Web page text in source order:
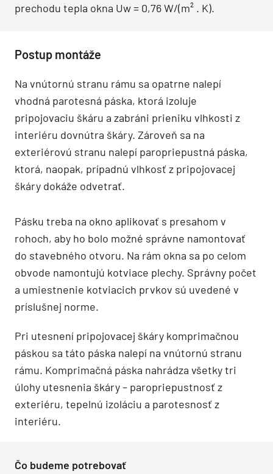
prechodu tepla okna Uw = 0,76 W/(m² . K).
Postup montáže
Na vnútornú stranu rámu sa opatrne nalepí
vhodná parotesná páska, ktorá izoluje
pripojovaciu škáru a zabráni prieniku vlhkosti z
interiéru dovnútra škáry. Zároveň sa na
exteriérovú stranu nalepí paropriepustná páska,
ktorá, naopak, prípadnú vlhkosť z pripojovacej
škáry dokáže odvetrať.
Pásku treba na okno aplikovať s presahom v
rohoch, aby ho bolo možné správne namontovať
do stavebného otvoru. Na rám okna sa po celom
obvode namontujú kotviace plechy. Správny počet
a umiestnenie kotviacich prvkov sú uvedené v
príslušnej norme.
Pri utesnení pripojovacej škáry komprimačnou
páskou sa táto páska nalepí na vnútornú stranu
rámu. Komprimačná páska nahrádza všetky tri
úlohy utesnenia škáry – paropriepustnosť z
exteriéru, tepelnú izoláciu a parotesnosť z
interiéru.
Čo budeme potrebovať